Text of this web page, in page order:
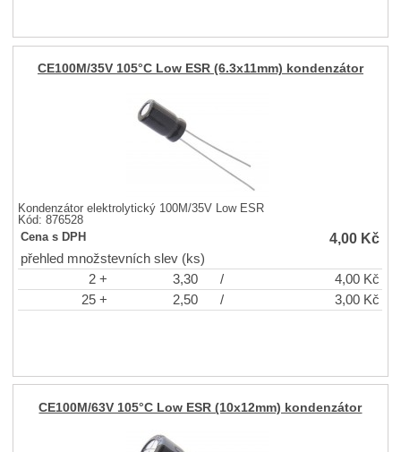
CE100M/35V 105°C Low ESR (6.3x11mm) kondenzátor
Kondenzátor elektrolytický 100M/35V Low ESR
Kód: 876528
Cena s DPH
4,00 Kč
přehled množstevních slev (ks)
2 +
3,30 / 4,00 Kč
25 +
2,50 / 3,00 Kč
CE100M/63V 105°C Low ESR (10x12mm) kondenzátor